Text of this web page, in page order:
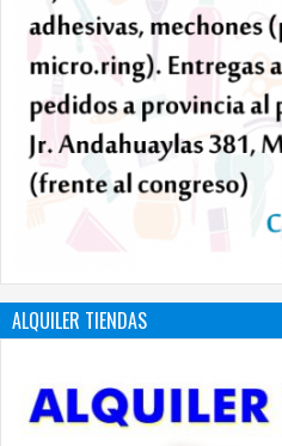
ALQUILER TIENDAS